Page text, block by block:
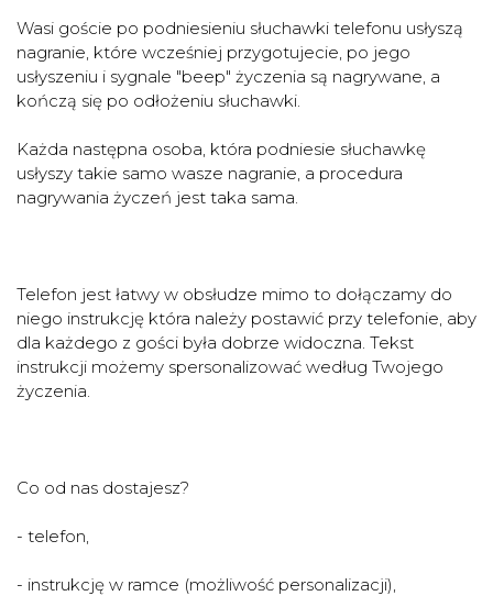
Wasi goście po podniesieniu słuchawki telefonu usłyszą
nagranie, które wcześniej przygotujecie, po jego
usłyszeniu i sygnale "beep" życzenia są nagrywane, a
kończą się po odłożeniu słuchawki.
Każda następna osoba, która podniesie słuchawkę
usłyszy takie samo wasze nagranie, a procedura
nagrywania życzeń jest taka sama.
Telefon jest łatwy w obsłudze mimo to dołączamy do
niego instrukcję która należy postawić przy telefonie, aby
dla każdego z gości była dobrze widoczna. Tekst
instrukcji możemy spersonalizować według Twojego
życzenia.
Co od nas dostajesz?
- telefon,
- instrukcję w ramce (możliwość personalizacji),